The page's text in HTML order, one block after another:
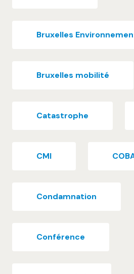
Bruxelles
Bruxelles mobilité
Catastrophe
CMI
Condamnation
Conférence